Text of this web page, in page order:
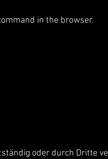
in the browser.
oder durch Dritte